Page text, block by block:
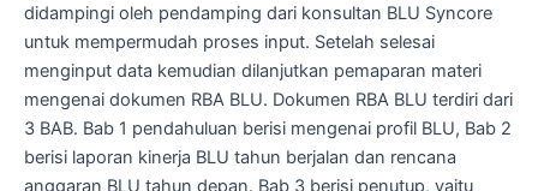
didampingi oleh pendamping dari konsultan BLU Syncore
untuk mempermudah proses input. Setelah selesai
menginput data kemudian dilanjutkan pemaparan materi
mengenai dokumen RBA BLU. Dokumen RBA BLU terdiri dari
3 BAB. Bab 1 pendahuluan berisi mengenai profil BLU, Bab 2
berisi laporan kinerja BLU tahun berjalan dan rencana
anggaran BLU tahun depan. Bab 3 berisi penutup, yaitu